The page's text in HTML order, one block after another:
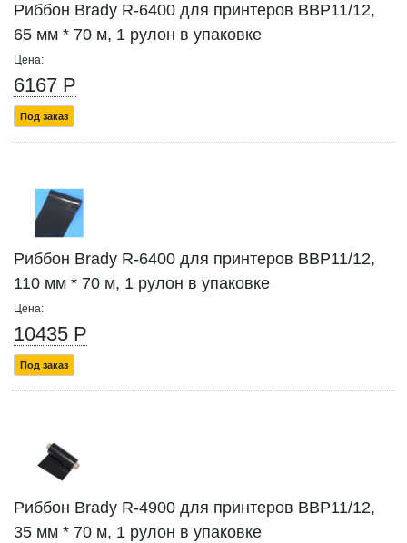
Риббон Brady R-6400 для принтеров BBP11/12,
65 мм * 70 м, 1 рулон в упаковке
Цена:
6167 Р
Под заказ
Риббон Brady R-6400 для принтеров BBP11/12,
110 мм * 70 м, 1 рулон в упаковке
Цена:
10435 Р
Под заказ
Риббон Brady R-4900 для принтеров BBP11/12,
35 мм * 70 м, 1 рулон в упаковке